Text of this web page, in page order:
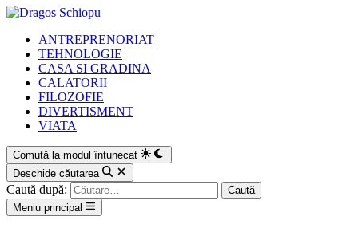
ANTREPRENORIAT
TEHNOLOGIE
CASA SI GRADINA
CALATORII
FILOZOFIE
DIVERTISMENT
VIATA
Comută la modul întunecat
Deschide căutarea
Caută după:
Meniu principal